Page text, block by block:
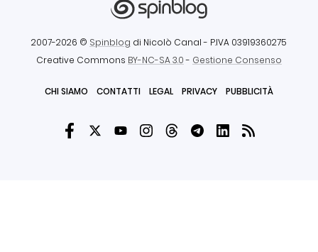
2007-2026 © Spinblog di Nicolò Canal - P.IVA 03919360275
Creative Commons BY-NC-SA 3.0- Gestione Consenso
CHI SIAMO CONTATTI LEGAL PRIVACY PUBBLICITÀ